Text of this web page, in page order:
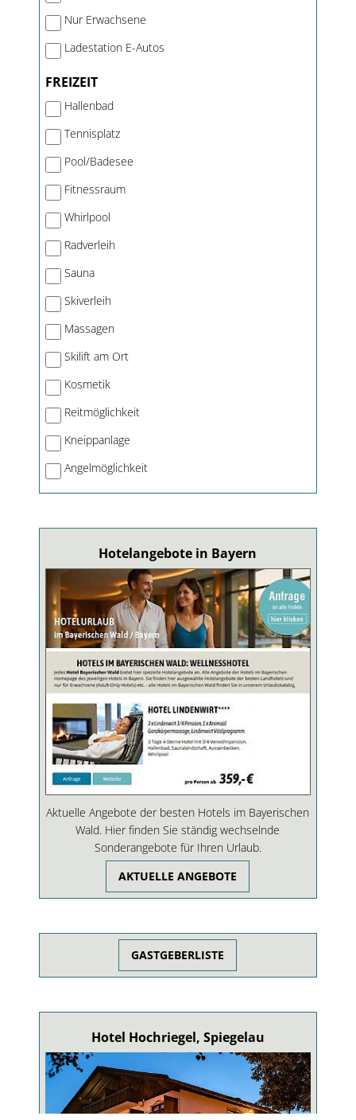
Nur Erwachsene
Ladestation E-Autos
FREIZEIT
Hallenbad
Tennisplatz
Pool/Badesee
Fitnessraum
Whirlpool
Radverleih
Sauna
Skiverleih
Massagen
Skilift am Ort
Kosmetik
Reitmöglichkeit
Kneippanlage
Angelmöglichkeit
Hotelangebote in Bayern
Aktuelle Angebote der besten Hotels im Bayerischen
Wald. Hier finden Sie ständig wechselnde
Sonderangebote für Ihren Urlaub.
AKTUELLE ANGEBOTE
GASTGEBERLISTE
Hotel Hochriegel, Spiegelau